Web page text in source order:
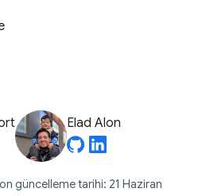
Elad Alon
güncelleme tarihi: 21 Haziran